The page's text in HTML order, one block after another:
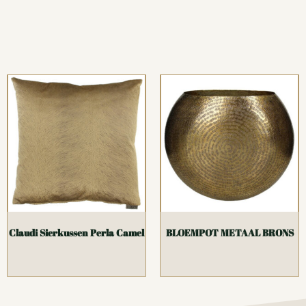
Claudi Sierkussen Perla Camel BLOEMPOT METAAL BRONS